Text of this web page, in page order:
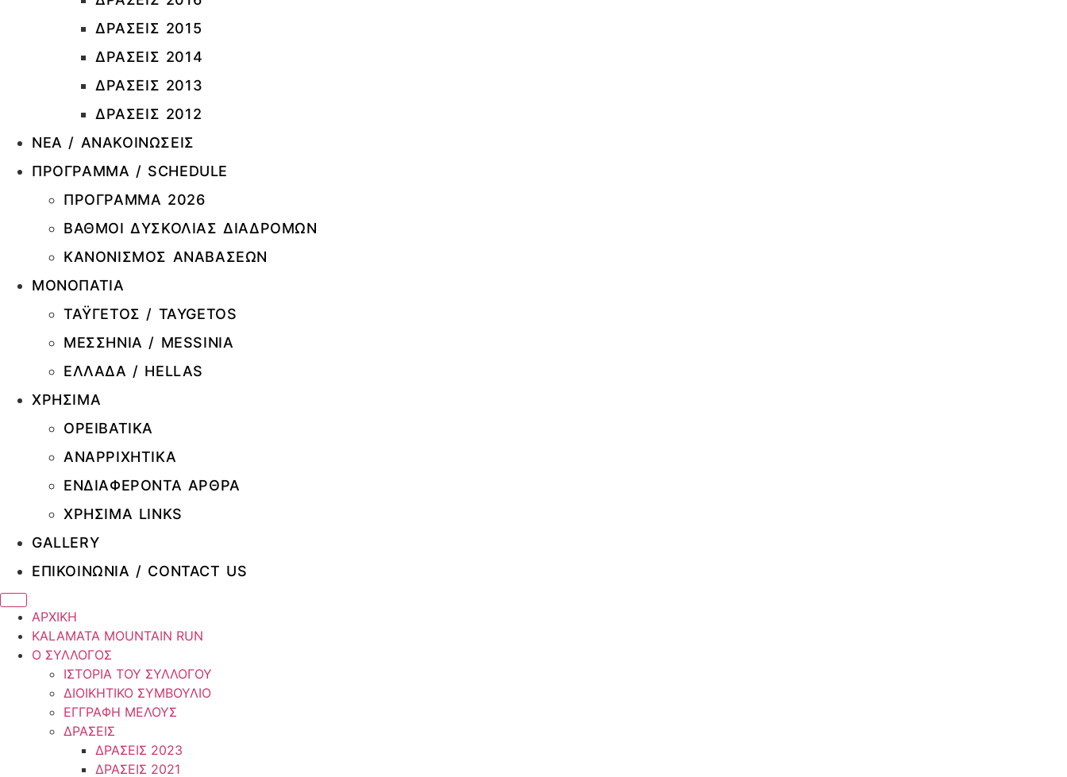
ΔΡΑΣΕΙΣ 2015
ΔΡΑΣΕΙΣ 2014
ΔΡΑΣΕΙΣ 2013
ΔΡΑΣΕΙΣ 2012
ΝΕΑ / ΑΝΑΚΟΙΝΩΣΕΙΣ
ΠΡΟΓΡΑΜΜΑ / SCHEDULE
ΠΡΟΓΡΑΜΜΑ 2026
ΒΑΘΜΟΙ ΔΥΣΚΟΛΙΑΣ ΔΙΑΔΡΟΜΩΝ
ΚΑΝΟΝΙΣΜΟΣ ΑΝΑΒΑΣΕΩΝ
ΜΟΝΟΠΑΤΙΑ
ΤΑΫΓΕΤΟΣ / TAYGETOS
ΜΕΣΣΗΝΙΑ / MESSINIA
ΕΛΛΑΔΑ / HELLAS
ΧΡΗΣΙΜΑ
ΟΡΕΙΒΑΤΙΚΑ
ΑΝΑΡΡΙΧΗΤΙΚΑ
ΕΝΔΙΑΦΕΡΟΝΤΑ ΑΡΘΡΑ
ΧΡΗΣΙΜΑ LINKS
GALLERY
ΕΠΙΚΟΙΝΩΝΙΑ / CONTACT US
ΑΡΧΙΚΗ
KALAMATA MOUNTAIN RUN
Ο ΣΥΛΛΟΓΟΣ
IΣΤΟΡΙΑ ΤΟΥ ΣΥΛΛΟΓΟΥ
ΔΙΟΙΚΗΤΙΚΟ ΣΥΜΒΟΥΛΙΟ
ΕΓΓΡΑΦΗ ΜΕΛΟΥΣ
ΔΡΑΣΕΙΣ
ΔΡΑΣΕΙΣ 2023
ΔΡΑΣΕΙΣ 2021